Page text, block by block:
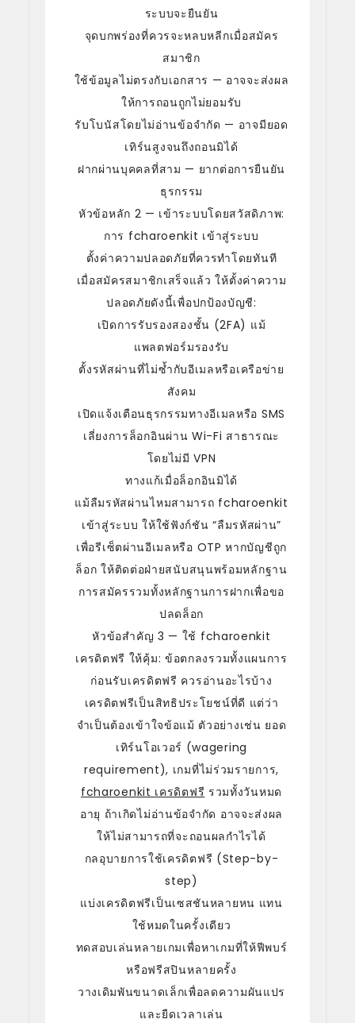
ระบบจะยืนยัน
จุดบกพร่องที่ควรจะหลบหลีกเมื่อสมัคร
สมาชิก
ใช้ข้อมูลไม่ตรงกับเอกสาร — อาจจะส่งผล
ให้การถอนถูกไม่ยอมรับ
รับโบนัสโดยไม่อ่านข้อจำกัด — อาจมียอด
เทิร์นสูงจนถึงถอนมิได้
ฝากผ่านบุคคลที่สาม — ยากต่อการยืนยัน
ธุรกรรม
หัวข้อหลัก 2 — เข้าระบบโดยสวัสดิภาพ:
การ fcharoenkit เข้าสู่ระบบ
ตั้งค่าความปลอดภัยที่ควรทำโดยทันที
เมื่อสมัครสมาชิกเสร็จแล้ว ให้ตั้งค่าความ
ปลอดภัยดังนี้เพื่อปกป้องบัญชี:
เปิดการรับรองสองชั้น (2FA) แม้
แพลตฟอร์มรองรับ
ตั้งรหัสผ่านที่ไม่ซ้ำกับอีเมลหรือเครือข่าย
สังคม
เปิดแจ้งเตือนธุรกรรมทางอีเมลหรือ SMS
เลี่ยงการล็อกอินผ่าน Wi-Fi สาธารณะ
โดยไม่มี VPN
ทางแก้เมื่อล็อกอินมิได้
แม้ลืมรหัสผ่านไหมสามารถ fcharoenkit
เข้าสู่ระบบ ให้ใช้ฟังก์ชัน “ลืมรหัสผ่าน”
เพื่อรีเซ็ตผ่านอีเมลหรือ OTP หากบัญชีถูก
ล็อก ให้ติดต่อฝ่ายสนับสนุนพร้อมหลักฐาน
การสมัครรวมทั้งหลักฐานการฝากเพื่อขอ
ปลดล็อก
หัวข้อสำคัญ 3 — ใช้ fcharoenkit
เครดิตฟรี ให้คุ้ม: ข้อตกลงรวมทั้งแผนการ
ก่อนรับเครดิตฟรี ควรอ่านอะไรบ้าง
เครดิตฟรีเป็นสิทธิประโยชน์ที่ดี แต่ว่า
จำเป็นต้องเข้าใจข้อแม้ ตัวอย่างเช่น ยอด
เทิร์นโอเวอร์ (wagering
requirement), เกมที่ไม่ร่วมรายการ,
fcharoenkit เครดิตฟรี รวมทั้งวันหมด
อายุ ถ้าเกิดไม่อ่านข้อจำกัด อาจจะส่งผล
ให้ไม่สามารถที่จะถอนผลกำไรได้
กลอุบายการใช้เครดิตฟรี (Step-by-
step)
แบ่งเครดิตฟรีเป็นเซสชันหลายหน แทน
ใช้หมดในครั้งเดียว
ทดสอบเล่นหลายเกมเพื่อหาเกมที่ให้ฟีพบร์
หรือฟรีสปินหลายครั้ง
วางเดิมพันขนาดเล็กเพื่อลดความผันแปร
และยืดเวลาเล่น